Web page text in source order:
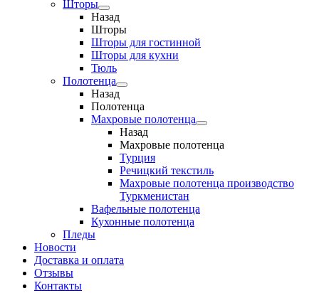
Шторы
Назад
Шторы
Шторы для гостинной
Шторы для кухни
Тюль
Полотенца
Назад
Полотенца
Махровые полотенца
Назад
Махровые полотенца
Турция
Речицкий текстиль
Махровые полотенца производство
Туркменистан
Вафельные полотенца
Кухонные полотенца
Пледы
Новости
Доставка и оплата
Отзывы
Контакты